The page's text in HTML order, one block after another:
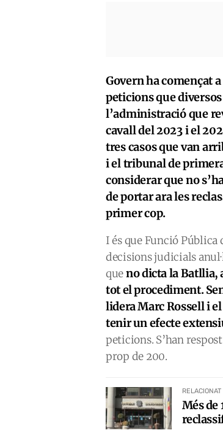
Govern ha començat
peticions que
l’administració que
cavall del 2023 i el
tres casos que van
i el tribunal de
considerar que no
de portar ara les
primer cop.
I és que Funció
decisions judicials
queno dicta la Batllia,
tot el procediment.
lidera Marc Rossell i
tenir un efecte
peticions. S’han
prop de 200.
RELACIONAT
Més de